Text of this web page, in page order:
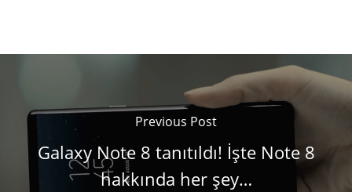
Previous Post
Galaxy Note 8 tanıtıldı! İşte Note 8
hakkında her şey…